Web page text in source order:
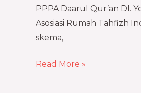
PPPA Daarul Qur’an DI.
Asosiasi Rumah Tahfizh
skema,
Sertifikasi
Tahsin-
Tahfizh
Yogyakarta
Read More »